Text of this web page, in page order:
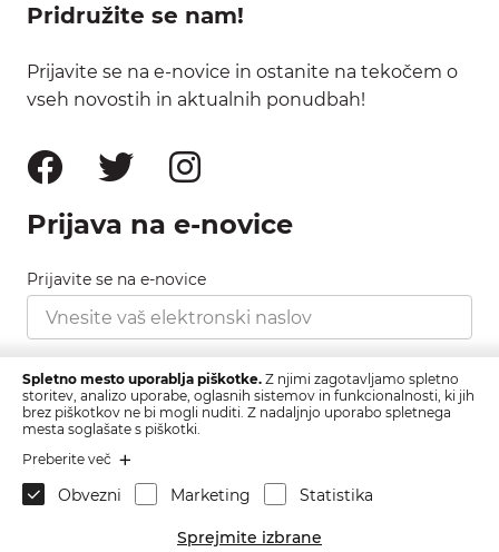
Pridružite se nam!
Prijavite se na e-novice in ostanite na tekočem o
vseh novostih in aktualnih ponudbah!
Prijava na e-novice
Prijavite se na e-novice
Strinjam se s pravilnikom zasebnosti, ki ga najdete
tukaj.
Spletno mesto uporablja piškotke. Z njimi zagotavljamo spletno
storitev, analizo uporabe, oglasnih sistemov in funkcionalnosti, ki jih
brez piškotkov ne bi mogli nuditi. Z nadaljnjo uporabo spletnega
mesta soglašate s piškotki.
Preberite več
Obvezni Marketing Statistika
Sprejmite izbrane